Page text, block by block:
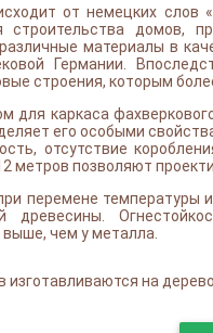
от немецких слов
строительства домов,
материалы в
Германии.
строения, которым
для каркаса
его особыми
отсутствие
метров позволяют
перемене температуры
древесины.
чем у металла.
изготавливаются на